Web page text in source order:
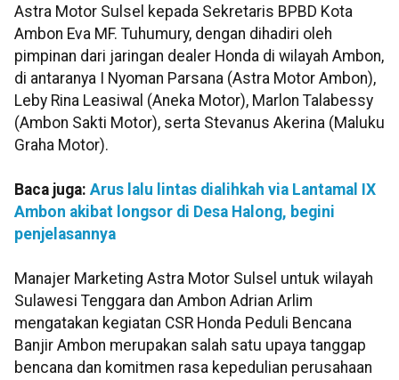
Astra Motor Sulsel kepada Sekretaris BPBD Kota
Ambon Eva MF. Tuhumury, dengan dihadiri oleh
pimpinan dari jaringan dealer Honda di wilayah Ambon,
di antaranya I Nyoman Parsana (Astra Motor Ambon),
Leby Rina Leasiwal (Aneka Motor), Marlon Talabessy
(Ambon Sakti Motor), serta Stevanus Akerina (Maluku
Graha Motor).
Baca juga: Arus lalu lintas dialihkah via Lantamal IX
Ambon akibat longsor di Desa Halong, begini
penjelasannya
Manajer Marketing Astra Motor Sulsel untuk wilayah
Sulawesi Tenggara dan Ambon Adrian Arlim
mengatakan kegiatan CSR Honda Peduli Bencana
Banjir Ambon merupakan salah satu upaya tanggap
bencana dan komitmen rasa kepedulian perusahaan